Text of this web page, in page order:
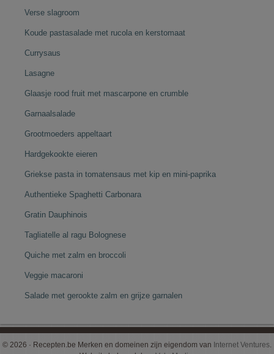
Verse slagroom
Koude pastasalade met rucola en kerstomaat
Currysaus
Lasagne
Glaasje rood fruit met mascarpone en crumble
Garnaalsalade
Grootmoeders appeltaart
Hardgekookte eieren
Griekse pasta in tomatensaus met kip en mini-paprika
Authentieke Spaghetti Carbonara
Gratin Dauphinois
Tagliatelle al ragu Bolognese
Quiche met zalm en broccoli
Veggie macaroni
Salade met gerookte zalm en grijze garnalen
© 2026 · Recepten.be Merken en domeinen zijn eigendom van Internet Ventures